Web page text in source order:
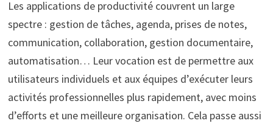
Les applications de productivité couvrent un large
spectre : gestion de tâches, agenda, prises de notes,
communication, collaboration, gestion documentaire,
automatisation… Leur vocation est de permettre aux
utilisateurs individuels et aux équipes d’exécuter leurs
activités professionnelles plus rapidement, avec moins
d’efforts et une meilleure organisation. Cela passe aussi